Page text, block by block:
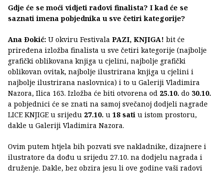
Gdje će se moći vidjeti radovi finalista? I kad će se
saznati imena pobjednika u sve četiri kategorije?
Ana Ðokić: U okviru Festivala PAZI, KNJIGA! bit će
priređena izložba finalista u sve četiri kategorije (najbolje
grafički oblikovana knjiga u cjelini, najbolje grafički
oblikovan ovitak, najbolje ilustrirana knjiga u cjelini i
najbolje ilustrirana naslovnica) i to u Galeriji Vladimira
Nazora, Ilica 163. Izložba će biti otvorena od 25.10. do 30.10.
a pobjednici će se znati na samoj svečanoj dodjeli nagrade
LICE KNJIGE u srijedu 27.10. u 18 sati u istom prostoru,
dakle u Galeriji Vladimira Nazora.
Ovim putem htjela bih pozvati sve nakladnike, dizajnere i
ilustratore da dođu u srijedu 27.10. na dodjelu nagrada i
druženje. Dakle, bez obzira jesu li ove godine vaši radovi